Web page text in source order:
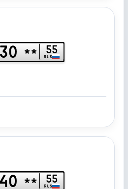
** 55
RUS
** 55
RUS